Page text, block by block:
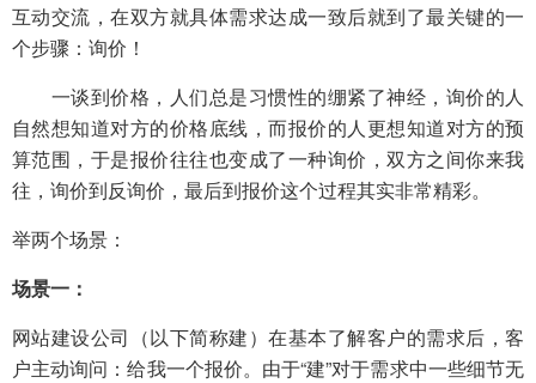
互动交流，在双方就具体需求达成一致后就到了最关键的一
个步骤：询价！
一谈到价格，人们总是习惯性的绷紧了神经，询价的人
自然想知道对方的价格底线，而报价的人更想知道对方的预
算范围，于是报价往往也变成了一种询价，双方之间你来我
往，询价到反询价，最后到报价这个过程其实非常精彩。
举两个场景：
场景一：
网站建设公司（以下简称建）在基本了解客户的需求后，客
户主动询问：给我一个报价。由于“建”对于需求中一些细节无